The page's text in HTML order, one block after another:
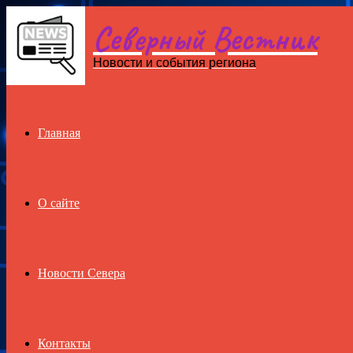
Menu Северный Вестник
Новости и события региона
Главная
О сайте
Новости Севера
Контакты